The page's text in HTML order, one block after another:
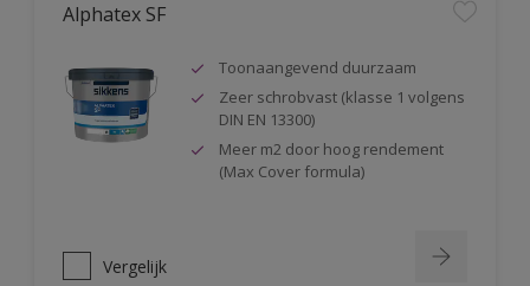
Alphatex SF
Toonaangevend duurzaam
Zeer schrobvast (klasse 1 volgens
DIN EN 13300)
Meer m2 door hoog rendement
(Max Cover formula)
Vergelijk